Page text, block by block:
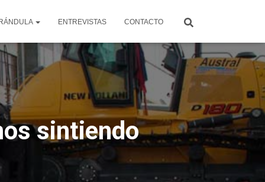
ENTREVISTAS CONTACTO
sintiendo